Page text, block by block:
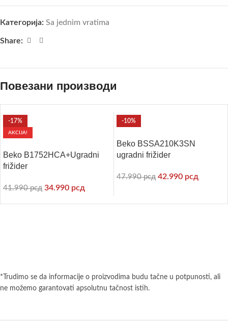
Категорија: Sa jednim vratima
Share:
Повезани производи
-17%
AKCIJA!
Beko B1752HCA+Ugradni
frižider
41.990рсд 34.990 рсд
-10%
Beko BSSA210K3SN
ugradni frižider
47.990рсд 42.990 рсд
*Trudimo se da informacije o proizvodima budu tačne u potpunosti, ali
ne možemo garantovati apsolutnu tačnost istih.